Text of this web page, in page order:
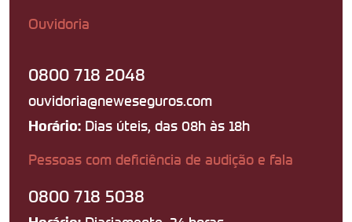
Ouvidoria
0800 718 2048
ouvidoria@neweseguros.com
Horário: Dias úteis, das 08h às 18h
Pessoas com deficiência de audição e fala
0800 718 5038